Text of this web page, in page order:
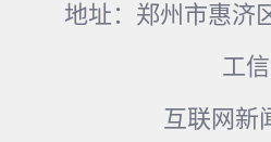
地址：郑州市惠济
工
互联网新